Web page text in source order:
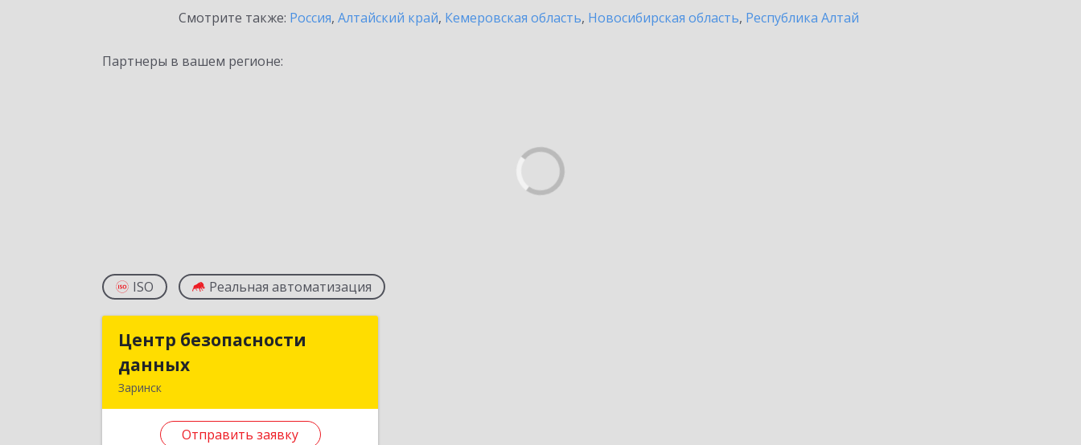
Смотрите также: Россия, Алтайский край, Кемеровская область, Новосибирская область, Республика Алтай
Партнеры в вашем регионе:
ISO Реальная автоматизация
Центр безопасности
данных
Заринск
Отправить заявку
Центр безопасности
Таратынова ул, дом № 11, кв.9